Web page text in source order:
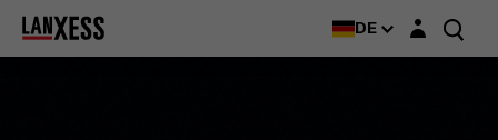
DE Login-Maske